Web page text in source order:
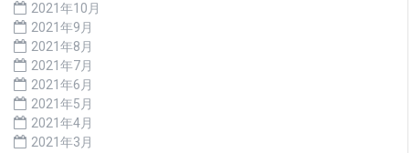
2021年10月
2021年9月
2021年8月
2021年7月
2021年6月
2021年5月
2021年4月
2021年3月